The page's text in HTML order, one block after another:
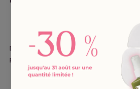
Active Ingredients: Titanium
Ingredients: Mica, Boron
Dimethicone, Stearic Acid, Plankton
Punica Granatum (Pomegranate)
Oxides (Ci 77489, Ci 77491, Ci
Ultramarines (Ci 77007),